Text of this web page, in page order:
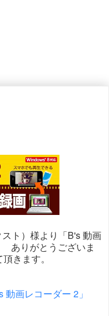
ト）様より「B's 動画
ありがとうございま
きます。
画レコーダー 2」